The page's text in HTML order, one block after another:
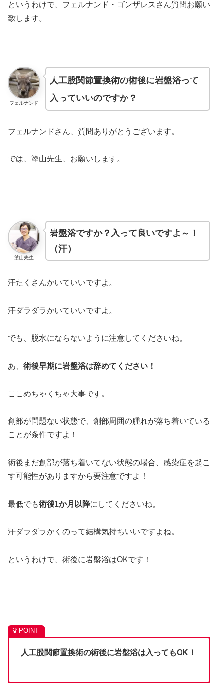
というわけで、フェルナンド・ゴンザレスさん質問お願い
致します。
フェルナンド
人工股関節置換術の術後に岩盤浴って
入っていいのですか？
フェルナンドさん、質問ありがとうございます。
では、塗山先生、お願いします。
塗山先生
岩盤浴ですか？入って良いですよ～！
（汗）
汗たくさんかいていいですよ。
汗ダラダラかいていいですよ。
でも、脱水にならないように注意してくださいね。
あ、 術後早期に岩盤浴は辞めてください！
ここめちゃくちゃ大事です。
創部が問題ない状態で、創部周囲の腫れが落ち着いている
ことが条件ですよ！
術後まだ創部が落ち着いてない状態の場合、感染症を起こ
す可能性がありますから要注意ですよ！
最低でも術後1か月以降にしてくださいね。
汗ダラダラかくのって結構気持ちいいですよね。
というわけで、術後に岩盤浴はOKです！
人工股関節置換術の術後に岩盤浴は入ってもOK！